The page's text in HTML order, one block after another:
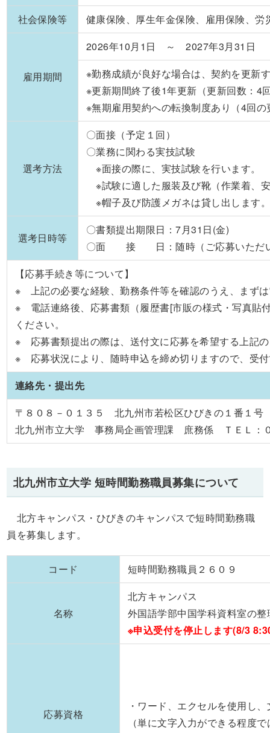
社会保険等
健康保険、厚生年金保険、雇用保険、労
雇用期間
2026年10月1日 ～ 2027年3月31日
※勤務成績が良好な場合は、契約を更新
※更新期間終了後1年更新（更新回数：4
※無期雇用契約への転換制度あり（4回
選考方法
〇面接（予定１回）
〇業務に関わる実技試験
※面接の際に、実技試験を行います。
※試験に適した服装及び靴（作業着、
※帽子及び防護メガネは貸し出します
選考日時等
〇書類提出期限日：7月31日(金)
〇面 接 日：随時（ご応募いただい
【応募手続き等について】
※ 上記の必要な経験、勤務条件等を確認のうえ、まず
※ 電話連絡後、応募書類（履歴書[市販の様式・写真貼
ください。
※ 応募書類提出の際は、送付文に応募を希望する上記
※ 応募状況により、随時申込を締め切りますので、受
連絡先・提出先
〒８０８－０１３５ 北九州市若松区ひびきの１番１号
北九州市立大学 事務局企画管理課 庶務係 ＴＥＬ：
北九州市立大学 短時間勤務職員募集について
北方キャンパス・ひびきのキャンパスで短時間勤務職
員を募集します。
コード 短時間勤務職員２６０９
名称
北方キャンパス
外国語学部中国学科資料室の整
※申込受付を停止します(8/3
応募資格
・ワード、エクセルを使用し
（単に文字入力ができる程度